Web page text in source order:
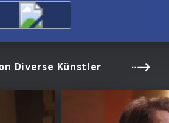
Diverse Künstler